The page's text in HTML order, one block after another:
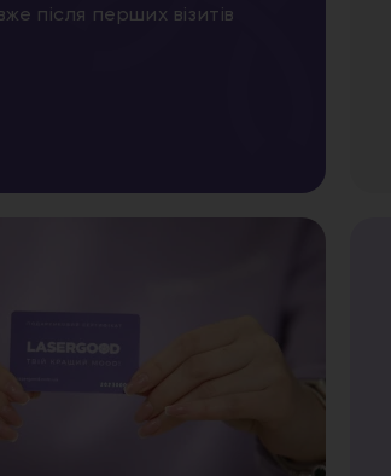
після перших візитів